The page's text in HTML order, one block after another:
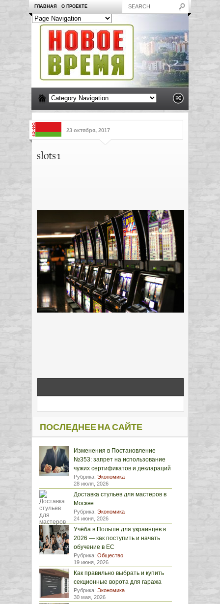
ГЛАВНАЯ О ПРОЕКТЕ
23 октября, 2017
slots1
ПОСЛЕДНЕЕ НА САЙТЕ
Изменения в Постановление
№353: запрет на использование
чужих сертификатов и деклараций
Рубрика: Экономика
28 июля, 2026
Доставка стульев для мастеров в
Москве
Рубрика: Экономика
24 июня, 2026
Учёба в Польше для украинцев в
2026 — как поступить и начать
обучение в ЕС
Рубрика: Общество
19 июня, 2026
Как правильно выбрать и купить
секционные ворота для гаража
Рубрика: Экономика
30 мая, 2026